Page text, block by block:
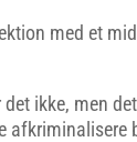
med et
ikke, men
afkriminalisere